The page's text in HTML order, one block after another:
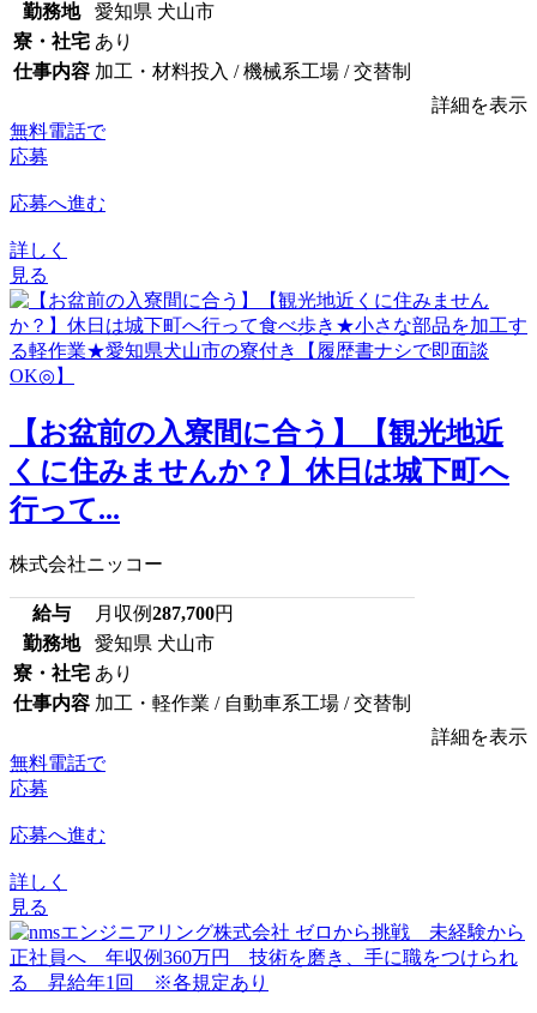
勤務地
愛知県 犬山市
寮・社宅 あり
仕事内容 加工・材料投入 / 機械系工場 / 交替制
詳細を表示
無料電話で
応募
応募へ進む
詳しく
見る
【お盆前の入寮間に合う】【観光地近
くに住みませんか？】休日は城下町へ
行って...
株式会社ニッコー
給与 月収例287,700円
勤務地
愛知県 犬山市
寮・社宅 あり
仕事内容 加工・軽作業 / 自動車系工場 / 交替制
詳細を表示
無料電話で
応募
応募へ進む
詳しく
見る